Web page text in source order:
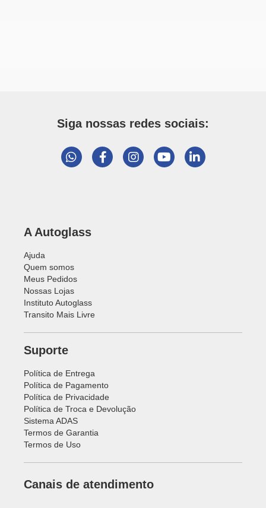
Siga nossas redes sociais:
A Autoglass
Ajuda
Quem somos
Meus Pedidos
Nossas Lojas
Instituto Autoglass
Transito Mais Livre
Suporte
Política de Entrega
Política de Pagamento
Política de Privacidade
Política de Troca e Devolução
Sistema ADAS
Termos de Garantia
Termos de Uso
Canais de atendimento